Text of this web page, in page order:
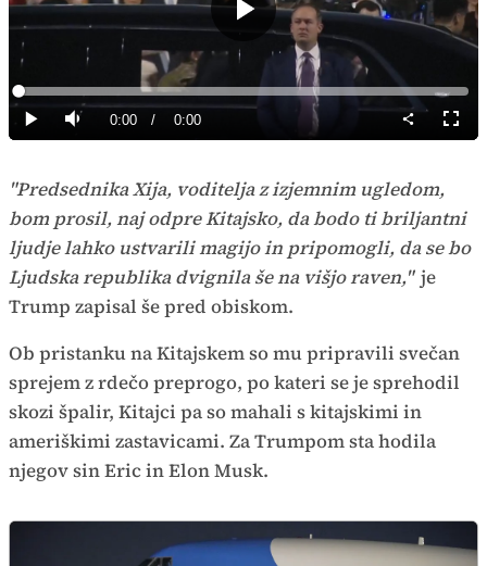
Predvajaj
PredvajajTiho Current
0:00 / Duration
0:00
Loaded:
0%
način
"Predsednika Xija, voditelja z izjemnim ugledom,
bom prosil, naj odpre Kitajsko, da bodo ti briljantni
ljudje lahko ustvarili magijo in pripomogli, da se bo
Ljudska republika dvignila še na višjo raven," je
Trump zapisal še pred obiskom.
Ob pristanku na Kitajskem so mu pripravili svečan
sprejem z rdečo preprogo, po kateri se je sprehodil
skozi špalir, Kitajci pa so mahali s kitajskimi in
ameriškimi zastavicami. Za Trumpom sta hodila
njegov sin Eric in Elon Musk.